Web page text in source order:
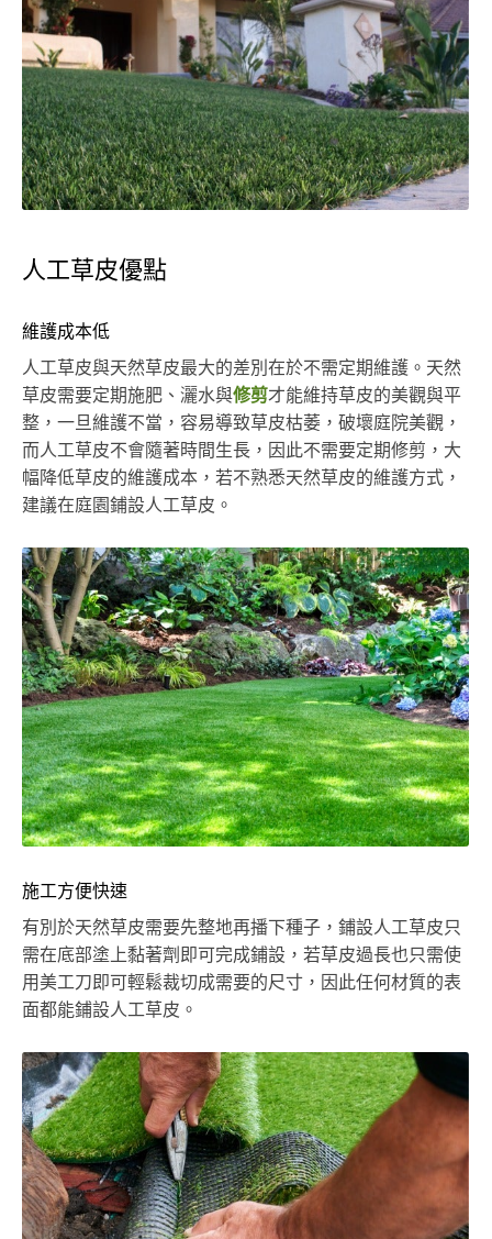
人工草皮優點
維護成本低
人工草皮與天然草皮最大的差別在於不需定期維護。天然
草皮需要定期施肥、灑水與修剪才能維持草皮的美觀與平
整，一旦維護不當，容易導致草皮枯萎，破壞庭院美觀，
而人工草皮不會隨著時間生長，因此不需要定期修剪，大
幅降低草皮的維護成本，若不熟悉天然草皮的維護方式，
建議在庭園鋪設人工草皮。
施工方便快速
有別於天然草皮需要先整地再播下種子，鋪設人工草皮只
需在底部塗上黏著劑即可完成鋪設，若草皮過長也只需使
用美工刀即可輕鬆裁切成需要的尺寸，因此任何材質的表
面都能鋪設人工草皮。